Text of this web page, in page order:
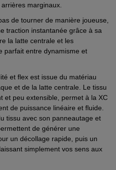
marginaux.
de tourner de manière joueuse,
traction instantanée grâce à sa
la latte centrale et les
parfait entre dynamisme et
et flex est issue du matériau
et de la latte centrale. Le tissu
et peu extensible, permet à la XC
de puissance linéaire et fluide.
tissu avec son panneautage et
de générer une
un décollage rapide, puis un
simplement vos sens aux